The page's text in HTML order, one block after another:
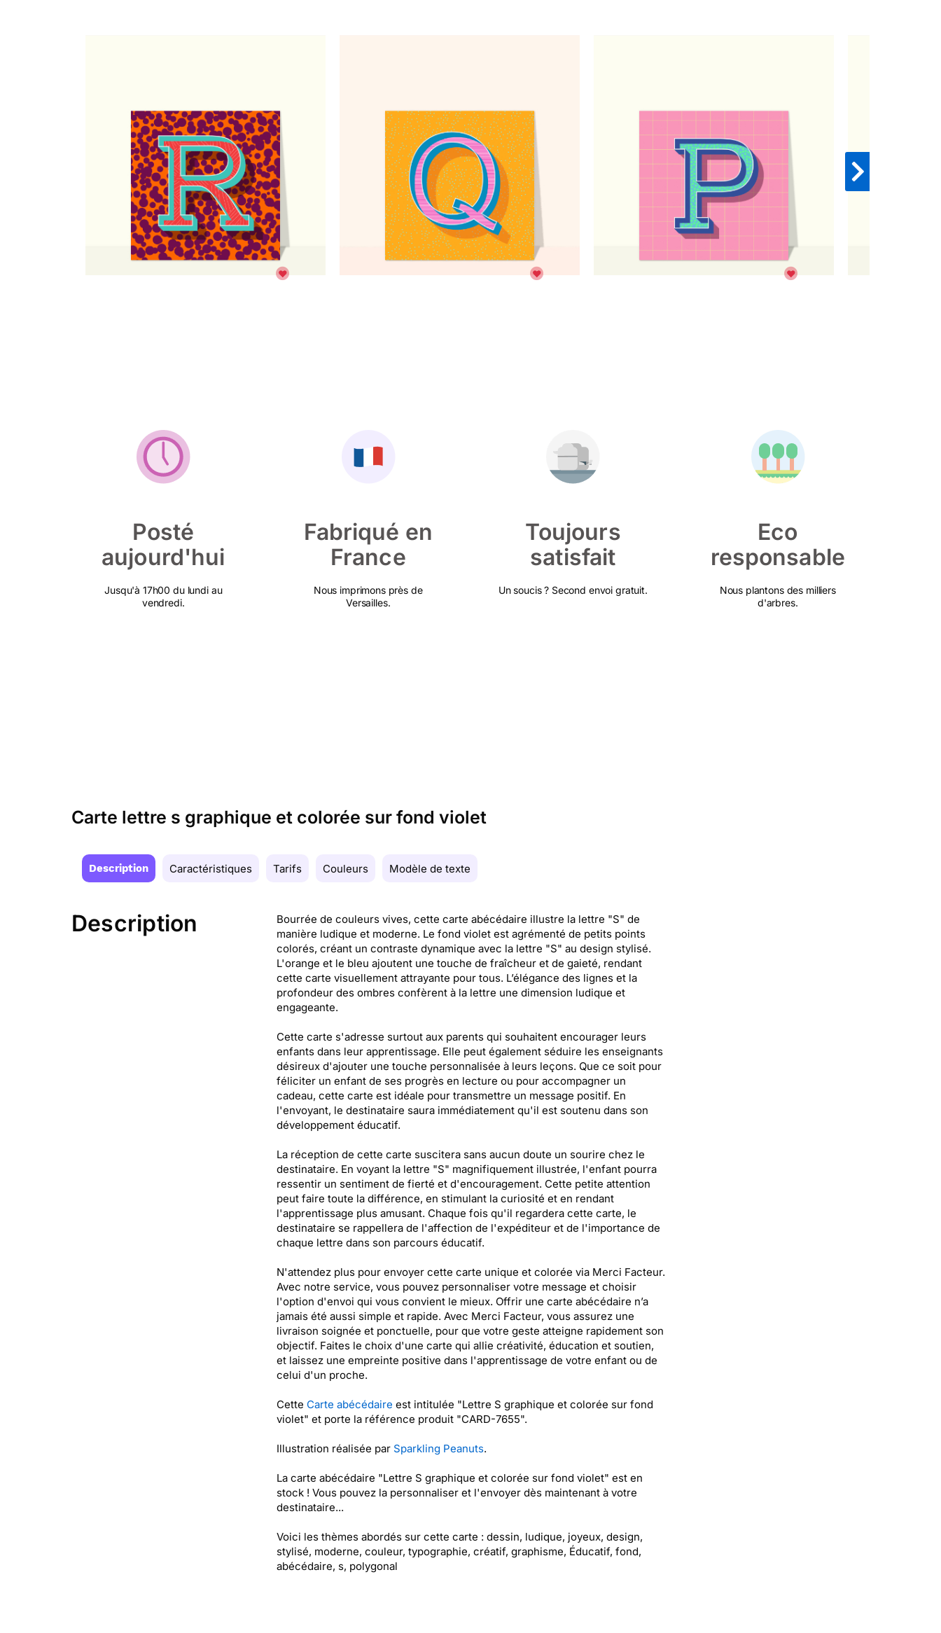
Posté
aujourd'hui
Jusqu'à 17h00 du lundi au
vendredi.
Fabriqué en
France
Nous imprimons près de
Versailles.
Toujours
satisfait
Un soucis ? Second envoi gratuit.
Eco
responsable
Nous plantons des milliers
d'arbres.
Carte lettre s graphique et colorée sur fond violet
Description Caractéristiques Tarifs Couleurs Modèle de texte
Description
Bourrée de couleurs vives, cette carte abécédaire illustre la lettre "S" de
manière ludique et moderne. Le fond violet est agrémenté de petits points
colorés, créant un contraste dynamique avec la lettre "S" au design stylisé.
L'orange et le bleu ajoutent une touche de fraîcheur et de gaieté, rendant
cette carte visuellement attrayante pour tous. L’élégance des lignes et la
profondeur des ombres confèrent à la lettre une dimension ludique et
engageante.
Cette carte s'adresse surtout aux parents qui souhaitent encourager leurs
enfants dans leur apprentissage. Elle peut également séduire les enseignants
désireux d'ajouter une touche personnalisée à leurs leçons. Que ce soit pour
féliciter un enfant de ses progrès en lecture ou pour accompagner un
cadeau, cette carte est idéale pour transmettre un message positif. En
l'envoyant, le destinataire saura immédiatement qu'il est soutenu dans son
développement éducatif.
La réception de cette carte suscitera sans aucun doute un sourire chez le
destinataire. En voyant la lettre "S" magnifiquement illustrée, l'enfant pourra
ressentir un sentiment de fierté et d'encouragement. Cette petite attention
peut faire toute la différence, en stimulant la curiosité et en rendant
l'apprentissage plus amusant. Chaque fois qu'il regardera cette carte, le
destinataire se rappellera de l'affection de l'expéditeur et de l'importance de
chaque lettre dans son parcours éducatif.
N'attendez plus pour envoyer cette carte unique et colorée via Merci Facteur.
Avec notre service, vous pouvez personnaliser votre message et choisir
l'option d'envoi qui vous convient le mieux. Offrir une carte abécédaire n’a
jamais été aussi simple et rapide. Avec Merci Facteur, vous assurez une
livraison soignée et ponctuelle, pour que votre geste atteigne rapidement son
objectif. Faites le choix d'une carte qui allie créativité, éducation et soutien,
et laissez une empreinte positive dans l'apprentissage de votre enfant ou de
celui d'un proche.
Cette Carte abécédaire est intitulée "Lettre S graphique et colorée sur fond
violet" et porte la référence produit "CARD-7655".
Illustration réalisée par Sparkling Peanuts.
La carte abécédaire "Lettre S graphique et colorée sur fond violet" est en
stock ! Vous pouvez la personnaliser et l'envoyer dès maintenant à votre
destinataire...
Voici les thèmes abordés sur cette carte : dessin, ludique, joyeux, design,
stylisé, moderne, couleur, typographie, créatif, graphisme, Éducatif, fond,
abécédaire, s, polygonal